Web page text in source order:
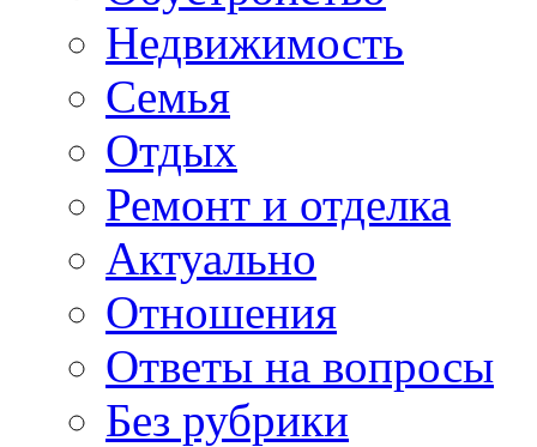
Недвижимость
Семья
Отдых
Ремонт и отделка
Актуально
Отношения
Ответы на вопросы
Без рубрики